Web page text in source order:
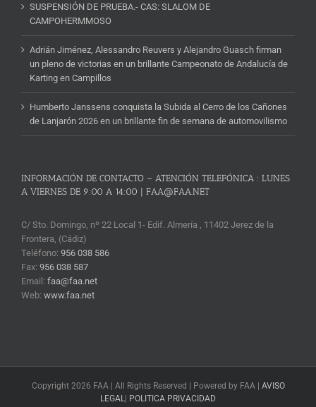
SUSPENSIÓN DE PRUEBA.- CAS: SLALOM DE
CAMPOHERMMOSO
Adrián Jiménez, Alessandro Reuvers y Alejandro Guasch firman
un pleno de victorias en un brillante Campeonato de Andalucía de
Karting en Campillos
Humberto Janssens conquista la Subida al Cerro de los Cañones
de Lanjarón 2026 en un brillante fin de semana de automovilismo
INFORMACIÓN DE CONTACTO – ATENCIÓN TELEFÓNICA : LUNES
A VIERNES DE 9:00 A 14:00 | FAA@FAA.NET
C/ Sto. Domingo, nº 22 Local 1- Edif. Almería , 11402 Jerez de la
Frontera, (Cádiz)
Teléfono: 956 038 586
Fax: 956 038 587
Email: faa@faa.net
Web: www.faa.net
Copyright 2026 FAA | All Rights Reserved | Powered by FAA | AVISO
LEGAL | POLITICA PRIVACIDAD